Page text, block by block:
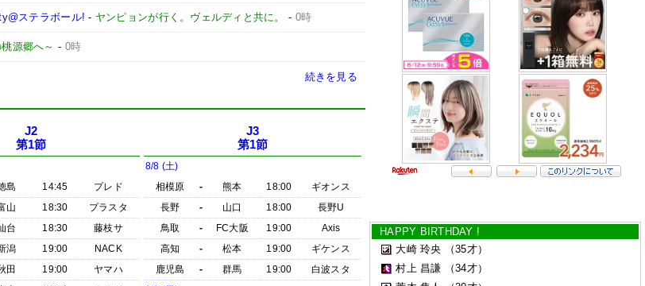
ステラボール! - ヤンピョンが行く。ヴェルディと共に。 - 0時
源郷へ～ - 0時
続きを見る
J2
第1節
島 14:45
プレド
山 18:30
プラスタ
台 18:30
藤枝サ
潟 19:00
NACK
田 19:00
ヤマハ
J3
第1節
8/8 (土)
相模原
- 熊本 18:00
ギオンス
長野
- 山口 18:00
長野U
鳥取
- FC大阪 19:00
Axis
高知
- 松本 19:00
ギケンス
鹿児島
- 群馬 19:00
白波スタ
HAPPY BIRTHDAY !
大崎 玲央
（35才）
村上 昌謙
（34才）